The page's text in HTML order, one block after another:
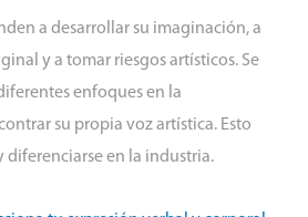
a desarrollar su imaginación, a
y a tomar riesgos artísticos. Se
enfoques en la
su propia voz artística. Esto
diferenciarse en la industria.